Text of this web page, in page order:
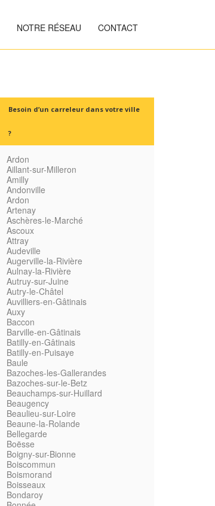
NOTRE RÉSEAU CONTACT
Besoin d’un carreleur dans votre ville
?
Ardon
Aillant-sur-Milleron
Amilly
Andonville
Ardon
Artenay
Aschères-le-Marché
Ascoux
Attray
Audeville
Augerville-la-Rivière
Aulnay-la-Rivière
Autruy-sur-Juine
Autry-le-Châtel
Auvilliers-en-Gâtinais
Auxy
Baccon
Barville-en-Gâtinais
Batilly-en-Gâtinais
Batilly-en-Puisaye
Baule
Bazoches-les-Gallerandes
Bazoches-sur-le-Betz
Beauchamps-sur-Huillard
Beaugency
Beaulieu-sur-Loire
Beaune-la-Rolande
Bellegarde
Boësse
Boigny-sur-Bionne
Boiscommun
Boismorand
Boisseaux
Bondaroy